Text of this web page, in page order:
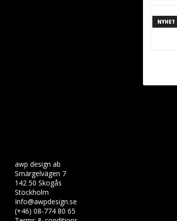
NYHET
awp design ab
Smärgelvägen 7
142 50 Skogås
Stockholm
Info@awpdesign.se
(+46) 08-774 80 65